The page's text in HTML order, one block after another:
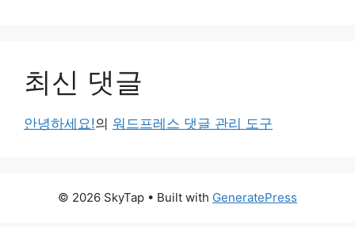
최신 댓글
안녕하세요!의 워드프레스 댓글 관리 도구
© 2026 SkyTap • Built with GeneratePress